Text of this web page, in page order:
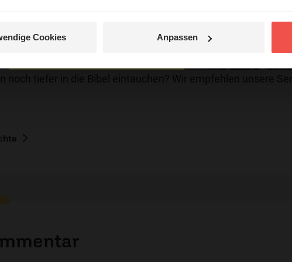
Cookies Anpassen